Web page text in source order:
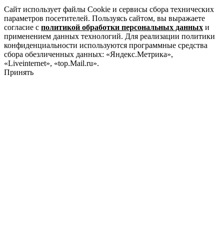
Сайт использует файлы Cookie и сервисы сбора технических
параметров посетителей. Пользуясь сайтом, вы выражаете
согласие с политикой обработки персональных данных и
применением данных технологий. Для реализации политики
конфиденциальности используются программные средства
сбора обезличенных данных: «Яндекс.Метрика»,
«Liveinternet», «top.Mail.ru».
Принять